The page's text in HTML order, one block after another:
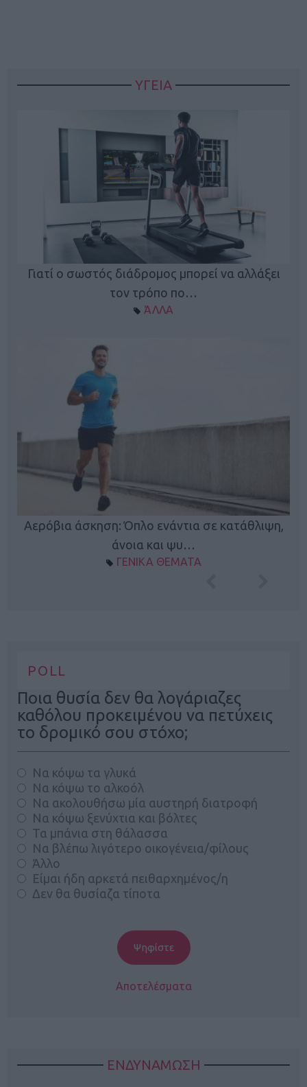
ΥΓΕΙΑ
Γιατί ο σωστός διάδρομος μπορεί να αλλάξει
τον τρόπο πο…
ΆΛΛΑ
Αερόβια άσκηση: Όπλο ενάντια σε κατάθλιψη,
άνοια και ψυ…
ΓΕΝΙΚΑ ΘΕΜΑΤΑ
POLL
Ποια θυσία δεν θα λογάριαζες
καθόλου προκειμένου να πετύχεις
το δρομικό σου στόχο;
Να κόψω τα γλυκά
Να κόψω το αλκοόλ
Να ακολουθήσω μία αυστηρή διατροφή
Να κόψω ξενύχτια και βόλτες
Τα μπάνια στη θάλασσα
Να βλέπω λιγότερο οικογένεια/φίλους
Άλλο
Είμαι ήδη αρκετά πειθαρχημένος/η
Δεν θα θυσίαζα τίποτα
Αποτελέσματα
ΕΝΔΥΝΑΜΩΣΗ